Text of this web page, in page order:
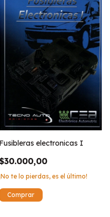
Fusibleras electronicas I
te lo pierdas, es el último!